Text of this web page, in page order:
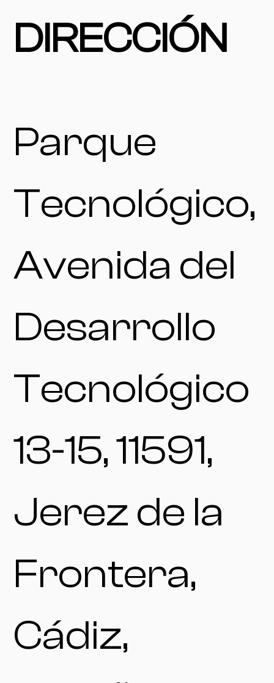
DIRECCIÓN
Parque
Tecnológico,
Avenida del
Desarrollo
Tecnológico
13-15, 11591,
Jerez de la
Frontera,
Cádiz,